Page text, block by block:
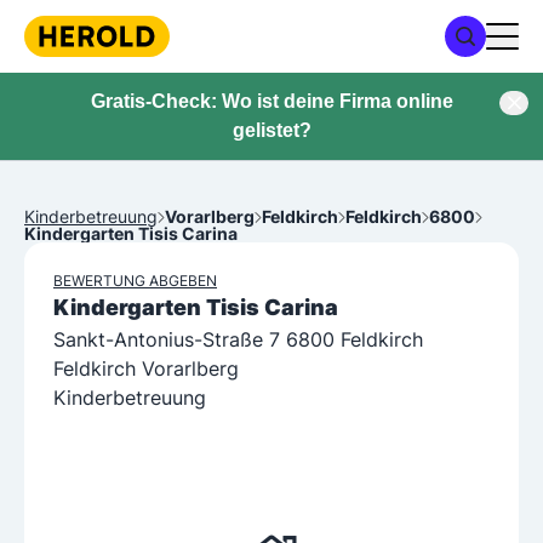
Gratis-Check: Wo ist deine Firma online
gelistet?
Kinderbetreuung Vorarlberg Feldkirch Feldkirch 6800
Kindergarten Tisis Carina
BEWERTUNG ABGEBEN
Kindergarten Tisis Carina
Sankt-Antonius-Straße 7 6800 Feldkirch
Feldkirch Vorarlberg
Kinderbetreuung